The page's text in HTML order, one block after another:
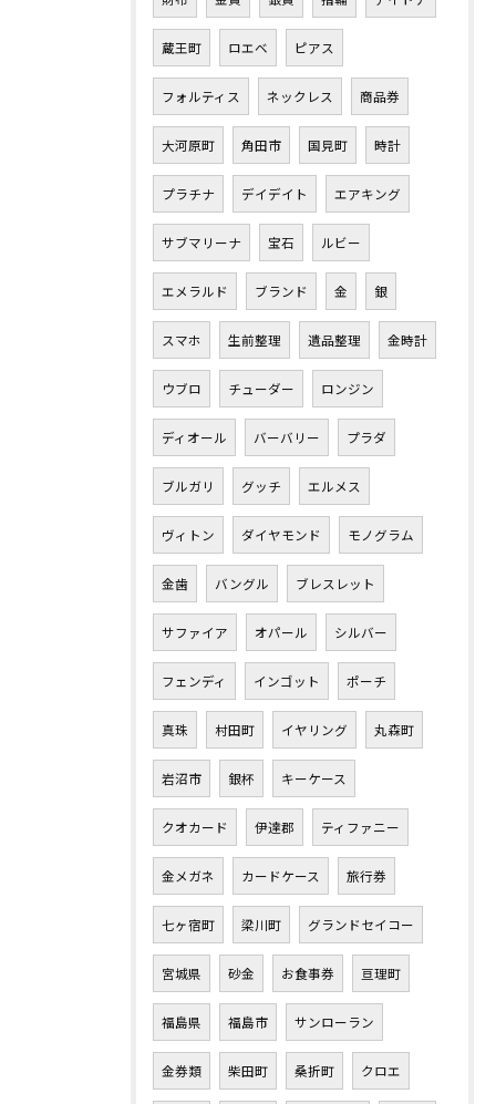
蔵王町 ロエベ ピアス
フォルティス ネックレス 商品券
大河原町 角田市 国見町 時計
プラチナ デイデイト エアキング
サブマリーナ 宝石 ルビー
エメラルド ブランド 金 銀
スマホ 生前整理 遺品整理 金時計
ウブロ チューダー ロンジン
ディオール バーバリー プラダ
ブルガリ グッチ エルメス
ヴィトン ダイヤモンド モノグラム
金歯 バングル ブレスレット
サファイア オパール シルバー
フェンディ インゴット ポーチ
真珠 村田町 イヤリング 丸森町
岩沼市 銀杯 キーケース
クオカード 伊達郡 ティファニー
金メガネ カードケース 旅行券
七ヶ宿町 梁川町 グランドセイコー
宮城県 砂金 お食事券 亘理町
福島県 福島市 サンローラン
金券類 柴田町 桑折町 クロエ